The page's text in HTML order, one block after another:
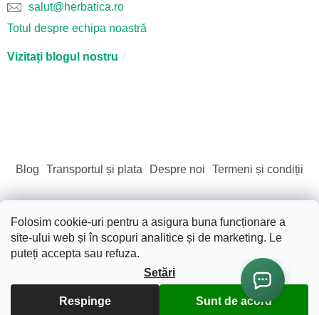
Folosim cookie-uri pentru a asigura buna funcționare a
site-ului web și în scopuri analitice și de marketing. Le
puteți accepta sau refuza.
Setări
Respinge Sunt de acord
salut@herbatica.ro
Totul despre echipa noastră
Vizitați blogul nostru
Blog Transportul și plata Despre noi Termeni și condiții
Creat de Shoptet
Drepturi de autor 2026Sãnãtate. Frumusete. Natura..
Toate drepturile rezervate.
Editați setările cookie-urilor